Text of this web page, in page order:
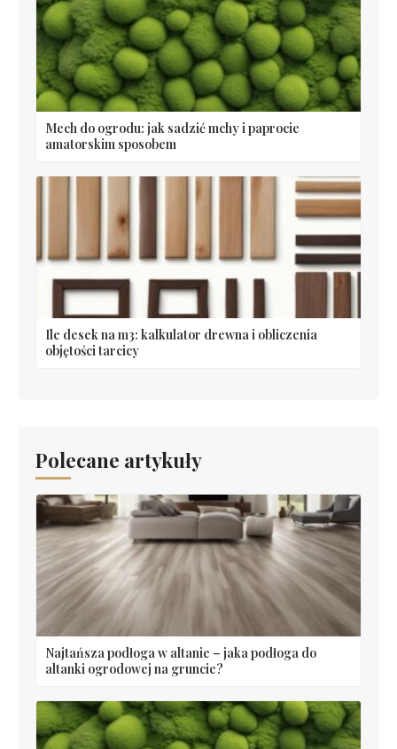
Mech do ogrodu: jak sadzić mchy i paprocie
amatorskim sposobem
Ile desek na m3: kalkulator drewna i obliczenia
objętości tarcicy
Polecane artykuły
Najtańsza podłoga w altanie – jaka podłoga do
altanki ogrodowej na gruncie?